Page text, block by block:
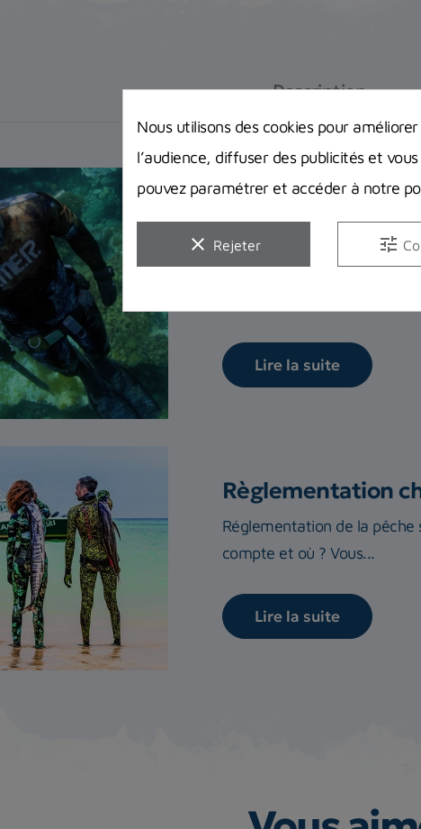
Description
Bien débuter la
obligatoires et
Quels sont les accessoires
Lire la suite
Règlementation
Réglementation de la
compte et où ? Vous...
Lire la suite
Nous utilisons des cookies pour
l’audience, diffuser des publicités et
pouvez paramétrer et accéder à notre
clear Rejeter tune